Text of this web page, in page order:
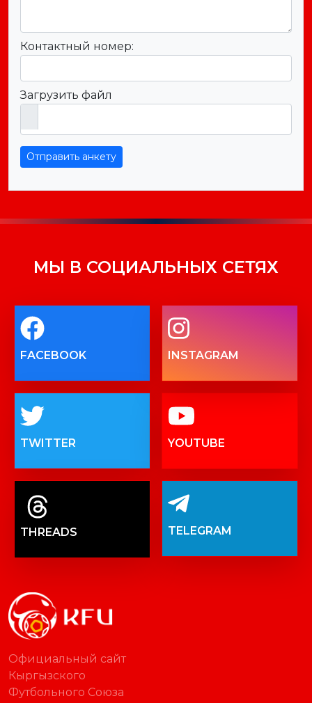
Контактный номер:
Загрузить файл
Отправить анкету
МЫ В СОЦИАЛЬНЫХ СЕТЯХ
FACEBOOK INSTAGRAM
TWITTER YOUTUBE
THREADS TELEGRAM
Официальный сайт
Кыргызского
Футбольного Союза